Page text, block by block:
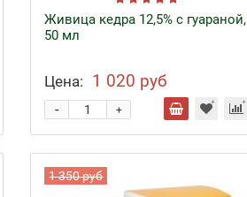
Живица кедра 12,5% с гуараной,
50 мл
Цена: 1 020 руб
+
-
1 350 руб